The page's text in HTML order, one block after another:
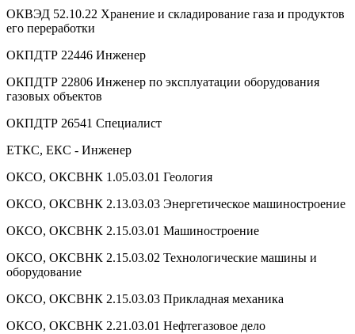
ОКВЭД 52.10.22 Хранение и складирование газа и продуктов
его переработки
ОКПДТР 22446 Инженер
ОКПДТР 22806 Инженер по эксплуатации оборудования
газовых объектов
ОКПДТР 26541 Специалист
ЕТКС, ЕКС - Инженер
ОКСО, ОКСВНК 1.05.03.01 Геология
ОКСО, ОКСВНК 2.13.03.03 Энергетическое машиностроение
ОКСО, ОКСВНК 2.15.03.01 Машиностроение
ОКСО, ОКСВНК 2.15.03.02 Технологические машины и
оборудование
ОКСО, ОКСВНК 2.15.03.03 Прикладная механика
ОКСО, ОКСВНК 2.21.03.01 Нефтегазовое дело